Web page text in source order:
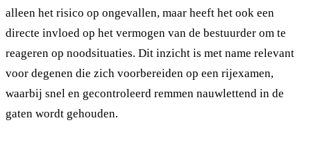
alleen het risico op ongevallen, maar heeft het ook een
directe invloed op het vermogen van de bestuurder om te
reageren op noodsituaties. Dit inzicht is met name relevant
voor degenen die zich voorbereiden op een rijexamen,
waarbij snel en gecontroleerd remmen nauwlettend in de
gaten wordt gehouden.